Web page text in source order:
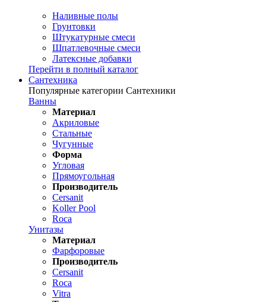
Наливные полы
Грунтовки
Штукатурные смеси
Шпатлевочные смеси
Латексные добавки
Перейти в полный каталог
Сантехника
Популярные категории Сантехники
Ванны
Материал
Акриловые
Стальные
Чугунные
Форма
Угловая
Прямоугольная
Производитель
Cersanit
Koller Pool
Roca
Унитазы
Материал
Фарфоровые
Производитель
Cersanit
Roca
Vitra